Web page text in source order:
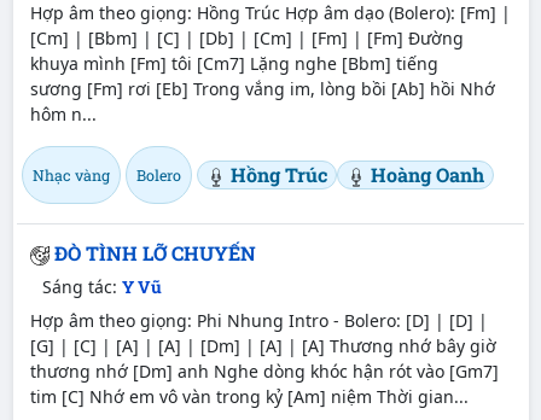
Hợp âm theo giọng: Hồng Trúc Hợp âm dạo (Bolero): [Fm] |
[Cm] | [Bbm] | [C] | [Db] | [Cm] | [Fm] | [Fm] Đường
khuya mình [Fm] tôi [Cm7] Lặng nghe [Bbm] tiếng
sương [Fm] rơi [Eb] Trong vắng im, lòng bồi [Ab] hồi Nhớ
hôm n...
Nhạc vàng Bolero Hồng Trúc Hoàng Oanh
ĐÒ TÌNH LỠ CHUYẾN
Sáng tác: Y Vũ
Hợp âm theo giọng: Phi Nhung Intro - Bolero: [D] | [D] |
[G] | [C] | [A] | [A] | [Dm] | [A] | [A] Thương nhớ bây giờ
thương nhớ [Dm] anh Nghe dòng khóc hận rót vào [Gm7]
tim [C] Nhớ em vô vàn trong kỷ [Am] niệm Thời gian...